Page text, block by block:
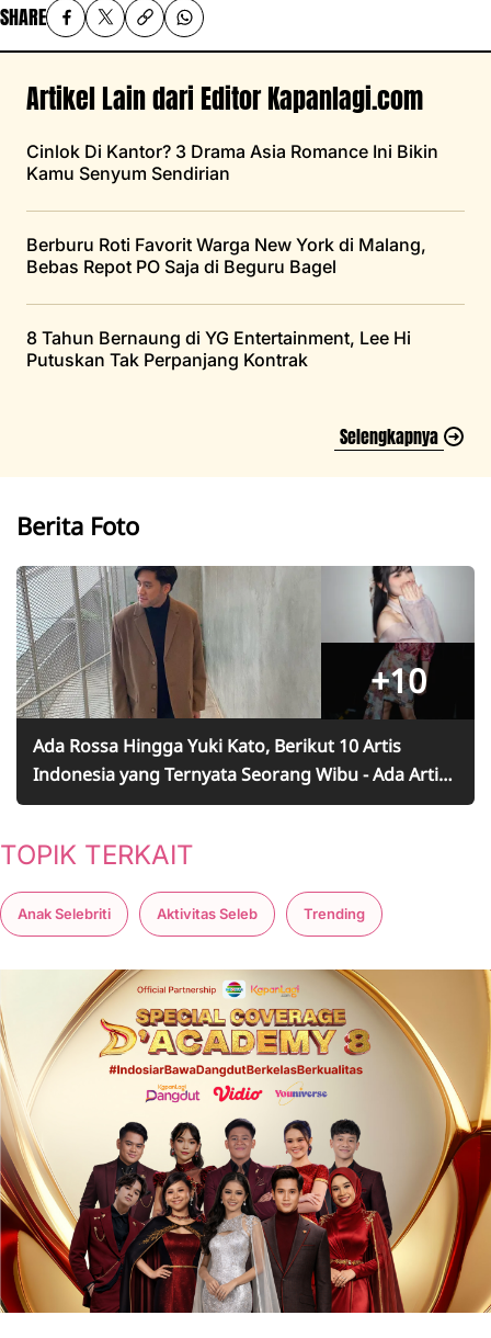
SHARE
Artikel Lain dari Editor Kapanlagi.com
Cinlok Di Kantor? 3 Drama Asia Romance Ini Bikin
Kamu Senyum Sendirian
Berburu Roti Favorit Warga New York di Malang,
Bebas Repot PO Saja di Beguru Bagel
8 Tahun Bernaung di YG Entertainment, Lee Hi
Putuskan Tak Perpanjang Kontrak
Selengkapnya
Berita Foto
+10
Ada Rossa Hingga Yuki Kato, Berikut 10 Artis
Indonesia yang Ternyata Seorang Wibu - Ada Artis
Favoritmu?
TOPIK TERKAIT
Anak Selebriti Aktivitas Seleb Trending